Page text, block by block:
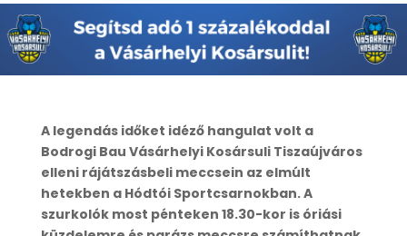
A legendás időket idéző hangulat volt a
Bodrogi Bau Vásárhelyi Kosársuli Tiszaújváros
elleni rájátszásbeli meccsein az elmúlt
hetekben a Hódtói Sportcsarnokban. A
szurkolók most pénteken 18.30-kor is óriási